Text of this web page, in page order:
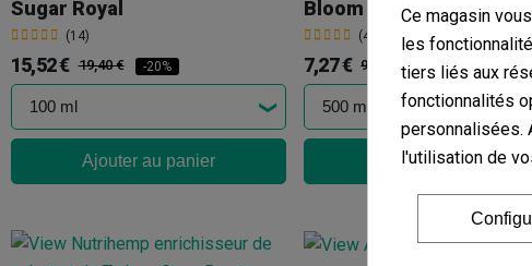
Sugar Royal
(14)
15,52 € 19,40 € -20%
Ajouter au panier
Bloom C
(4)
7,27 € 9,69 € -25%
Ajouter au panier
Ce magasin
les
tiers liés aux
fonctionnalités
personnalisées.
l'utilisation de